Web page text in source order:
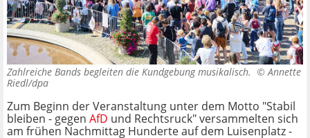
Zahlreiche Bands begleiten die Kundgebung musikalisch. ©Annette
Riedl/dpa
Zum Beginn der Veranstaltung unter dem Motto "Stabil
bleiben - gegen AfD und Rechtsruck" versammelten sich
am frühen Nachmittag Hunderte auf dem Luisenplatz -